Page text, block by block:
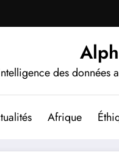
des données
Afrique